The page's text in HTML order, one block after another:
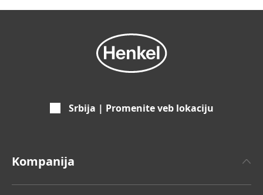
Srbija | Promenite veb lokaciju
Kompanija